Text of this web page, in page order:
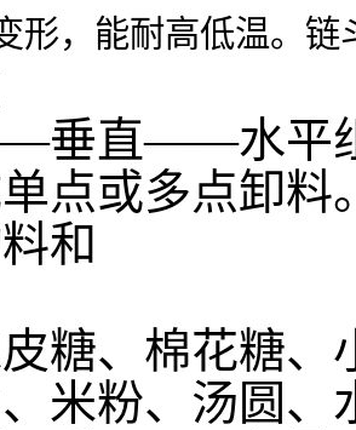
形，能耐高低温。
垂直——水平组
点或多点卸料
和
糖、棉花糖、
米粉、汤圆、